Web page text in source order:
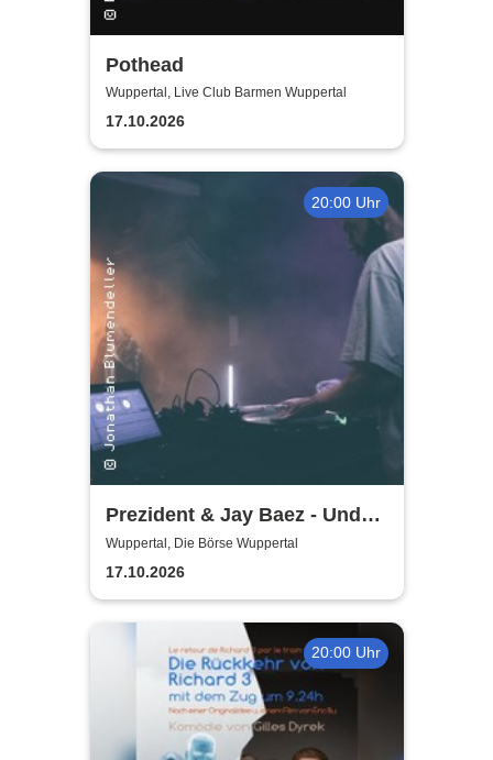
Pothead
Wuppertal, Live Club Barmen Wuppertal
17.10.2026
20:00 Uhr
Prezident & Jay Baez - Und
dann lerne es zu lieben - Tour
2026/27
Wuppertal, Die Börse Wuppertal
17.10.2026
20:00 Uhr